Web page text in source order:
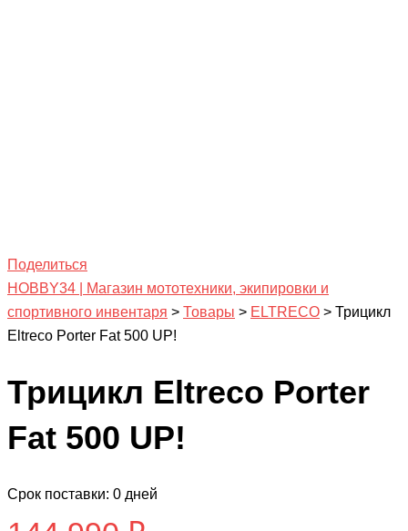
Поделиться
HOBBY34 | Магазин мототехники, экипировки и
спортивного инвентаря > Товары > ELTRECO > Трицикл
Eltreco Porter Fat 500 UP!
Трицикл Eltreco Porter
Fat 500 UP!
Срок поставки: 0 дней